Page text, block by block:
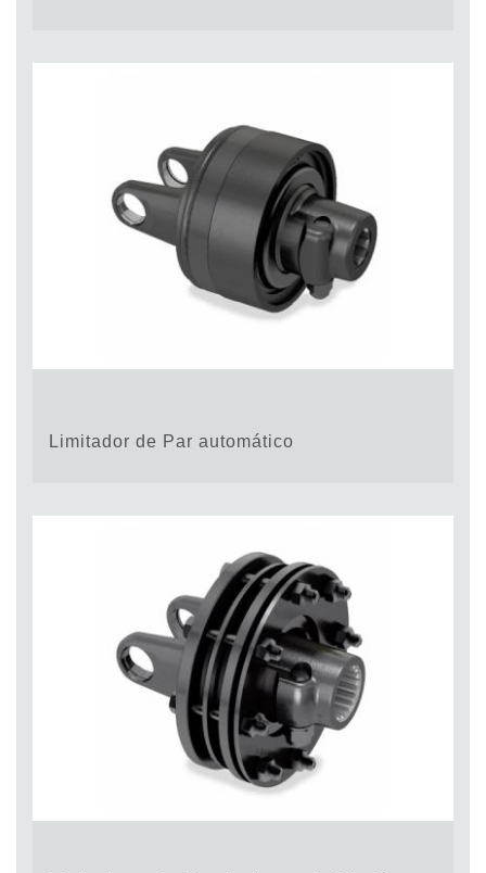
Limitador de Par automático